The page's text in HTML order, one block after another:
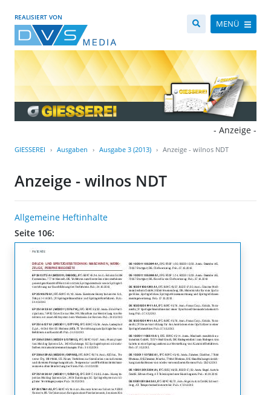
REALISIERT VON
MENÜ
- Anzeige -
GIESSEREI Ausgaben Ausgabe 3 (2013) Anzeige - wilnos NDT
Anzeige - wilnos NDT
Allgemeine Heftinhalte
Seite 106: